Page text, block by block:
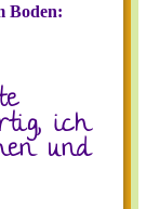
Boden:
ich
und